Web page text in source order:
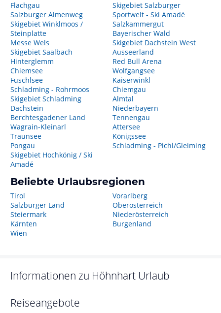
Flachgau
Salzburger Almenweg
Skigebiet Winklmoos /
Steinplatte
Messe Wels
Skigebiet Saalbach
Hinterglemm
Chiemsee
Fuschlsee
Schladming - Rohrmoos
Skigebiet Schladming
Dachstein
Berchtesgadener Land
Wagrain-Kleinarl
Traunsee
Pongau
Skigebiet Hochkönig / Ski
Amadé
Skigebiet Salzburger
Sportwelt - Ski Amadé
Salzkammergut
Bayerischer Wald
Skigebiet Dachstein West
Ausseerland
Red Bull Arena
Wolfgangsee
Kaiserwinkl
Chiemgau
Almtal
Niederbayern
Tennengau
Attersee
Königssee
Schladming - Pichl/Gleiming
Beliebte Urlaubsregionen
Tirol
Salzburger Land
Steiermark
Kärnten
Wien
Vorarlberg
Oberösterreich
Niederösterreich
Burgenland
Informationen zu Höhnhart Urlaub
Reiseangebote